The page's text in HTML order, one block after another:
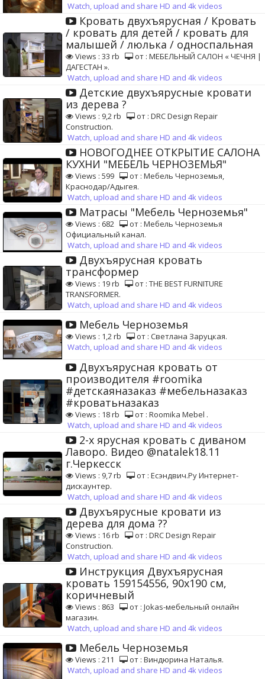
Watch, upload and share HD and 4k videos
Кровать двухъярусная / Кровать
/ кровать для детей / кровать для
малышей / люлька / односпальная
Views : 33 rb
от : МЕБЕЛЬНЫЙ САЛОН « ЧЕЧНЯ |
ДАГЕСТАН ».
Watch, upload and share HD and 4k videos
Детские двухъярусные кровати
из дерева ?️
Views : 9,2 rb
от : DRC Design Repair
Construction.
Watch, upload and share HD and 4k videos
НОВОГОДНЕЕ ОТКРЫТИЕ САЛОНА
КУХНИ "МЕБЕЛЬ ЧЕРНОЗЕМЬЯ"
Views : 599
от : Мебель Черноземья,
Краснодар/Адыгея.
Watch, upload and share HD and 4k videos
Матрасы "Мебель Черноземья"
Views : 682
от : Мебель Черноземья
Официальный канал.
Watch, upload and share HD and 4k videos
Двухъярусная кровать
трансформер
Views : 19 rb
от : THE BEST FURNITURE
TRANSFORMER.
Watch, upload and share HD and 4k videos
Мебель Черноземья
Views : 1,2 rb
от : Светлана Заруцкая.
Watch, upload and share HD and 4k videos
Двухъярусная кровать от
производителя #roomika
#детскаяназаказ #мебельназаказ
#кроватьназаказ
Views : 18 rb
от : Roomika Mebel .
Watch, upload and share HD and 4k videos
2-х ярусная кровать с диваном
Лаворо. Видео @natalek18.11
г.Черкесск
Views : 9,7 rb
от : Есэндвич.Ру Интернет-
дискаунтер.
Watch, upload and share HD and 4k videos
Двухъярусные кровати из
дерева для дома ?️?
Views : 16 rb
от : DRC Design Repair
Construction.
Watch, upload and share HD and 4k videos
Инструкция Двухъярусная
кровать 159154556, 90x190 см,
коричневый
Views : 863
от : Jokas-мебельный онлайн
магазин.
Watch, upload and share HD and 4k videos
Мебель Черноземья
Views : 211
от : Виндюрина Наталья.
Watch, upload and share HD and 4k videos